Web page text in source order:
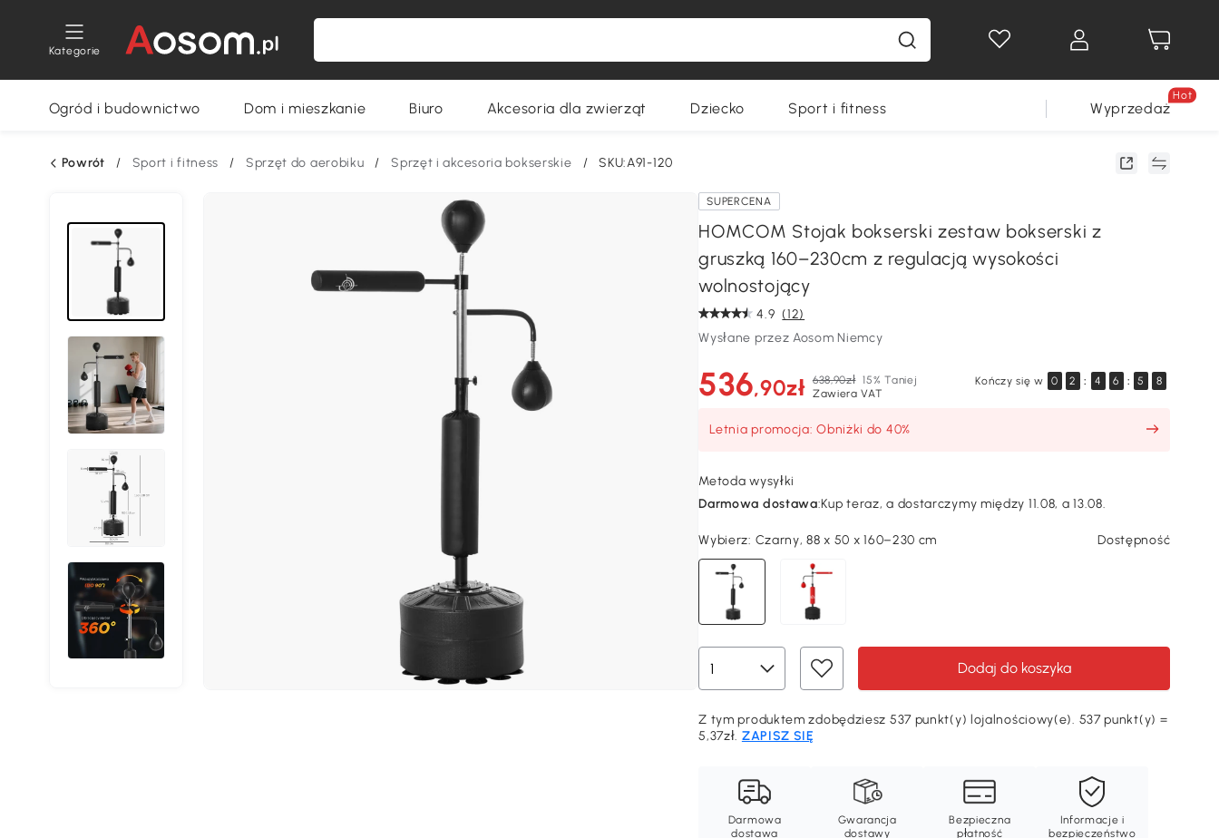
Kategorie
Ogród i budownictwo Dom i mieszkanie Biuro Akcesoria dla zwierząt Dziecko Sport i fitness Wyprzedaż
Hot
Powrót / Sport i fitness / Sprzęt do aerobiku / Sprzęt i akcesoria bokserskie / SKU:A91-120
SUPERCENA
HOMCOM Stojak bokserski zestaw bokserski z
gruszką 160–230cm z regulacją wysokości
wolnostojący
4.9 (12)
Wysłane przez Aosom Niemcy
536,90zł 638,90zł 15% Taniej
Zawiera VAT
Kończy się w 0 2 : 4 6 : 5 7
Letnia promocja: Obniżki do 40%
Metoda wysyłki
Darmowa dostawa:Kup teraz, a dostarczymy między 11.08, a 13.08.
Wybierz: Czarny, 88 x 50 x 160–230 cm Dostępność
Dodaj do koszyka
Z tym produktem zdobędziesz 537 punkt(y) lojalnościowy(e). 537 punkt(y) =
5,37zł. ZAPISZ SIĘ
Darmowa
dostawa
Gwarancja
dostawy
Bezpieczna
płatność
Informacje i
bezpieczeństwo